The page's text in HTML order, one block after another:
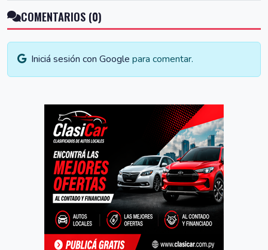
COMENTARIOS (0)
Iniciá sesión con Google para comentar.